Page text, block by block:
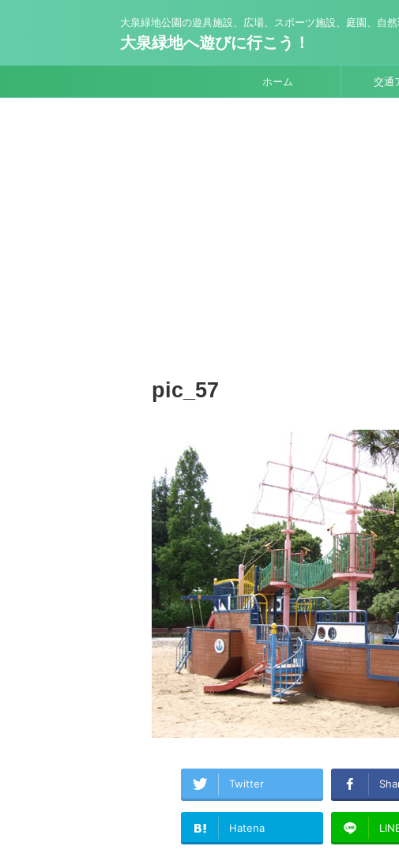
大泉緑地公園の遊具施設、広場、スポーツ施設、庭園、自
大泉緑地へ遊びに行こう！
ホーム 交通
pic_57
Twitter
Hatena